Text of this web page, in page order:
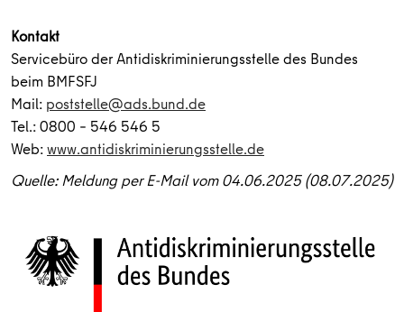
Kontakt
Servicebüro der Antidiskriminierungsstelle des Bundes
beim BMFSFJ
Mail: poststelle@ads.bund.de
Tel.: 0800 – 546 546 5
Web:www.antidiskriminierungsstelle.de
Quelle: Meldung per E-Mail vom 04.06.2025 (08.07.2025)